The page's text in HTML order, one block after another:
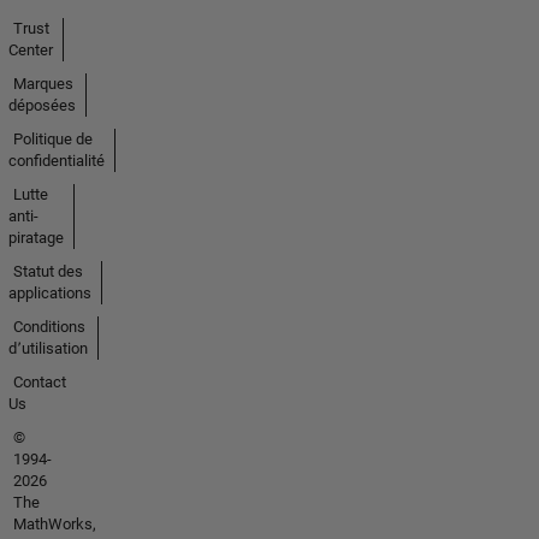
Trust
Center
Marques
déposées
Politique de
confidentialité
Lutte
anti-
piratage
Statut des
applications
Conditions
d՚utilisation
Contact
Us
©
1994-
2026
The
MathWorks,